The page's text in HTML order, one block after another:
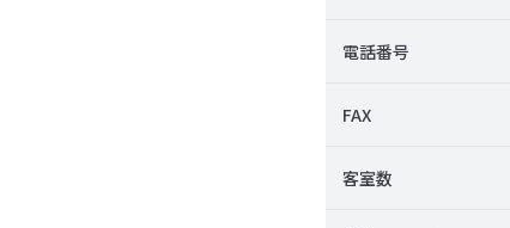
電話番号
FAX
客室数